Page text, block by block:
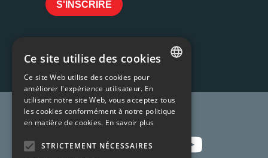
Rejoignez-nous !
FRENCH
ENGLISH
Ce site utilise des cookies
Ce site Web utilise des cookies pour
améliorer l'expérience utilisateur. En
utilisant notre site Web, vous acceptez tous
les cookies conformément à notre politique
en matière de cookies. En savoir plus
STRICTEMENT NÉCESSAIRES